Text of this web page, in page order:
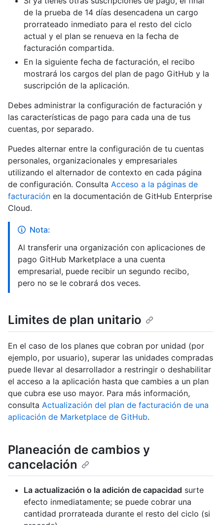
de la prueba de 14 días desencadena un cargo
prorrateado inmediato para el resto del ciclo
actual y el plan se renueva en la fecha de
facturación compartida.
En la siguiente fecha de facturación, el recibo
mostrará los cargos del plan de pago GitHub y la
suscripción de la aplicación.
Debes administrar la configuración de facturación y
las características de pago para cada una de tus
cuentas, por separado.
Puedes alternar entre la configuración de tu cuentas
personales, organizacionales y empresariales
utilizando el alternador de contexto en cada página
de configuración. Consulta Acceso a la páginas de
facturación en la documentación de GitHub Enterprise
Cloud.
Nota:
Al transferir una organización con aplicaciones de
pago GitHub Marketplace a una cuenta
empresarial, puede recibir un segundo recibo,
pero no se le cobrará dos veces.
Limites de plan unitario
En el caso de los planes que cobran por unidad (por
ejemplo, por usuario), superar las unidades compradas
puede llevar al desarrollador a restringir o deshabilitar
el acceso a la aplicación hasta que cambies a un plan
que cubra ese uso mayor. Para más información,
consulta Actualización del plan de facturación de una
aplicación de Marketplace de GitHub.
Planeación de cambios y
cancelación
La actualización o la adición de capacidad surte
efecto inmediatamente; se puede cobrar una
cantidad prorrateada durante el resto del ciclo (si